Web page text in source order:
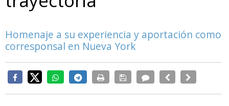
Homenaje a su experiencia y aportación como
corresponsal en Nueva York